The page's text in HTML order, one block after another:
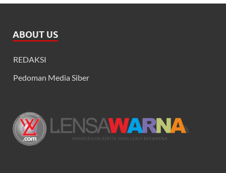
ABOUT US
REDAKSI
Pedoman Media Siber